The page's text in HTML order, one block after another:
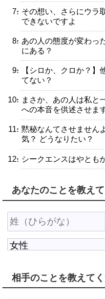
・その想い、さらにウラ
できないですよ
・あの人の態度が変わっ
にある？
・【シロか、クロか？】
てない？
・まさか、あの人は私と
への本音を供述させま
・黙秘なんてさせません
気？ どうなりたい？
・シークエンスはやとも
あなたのことを教え
相手のことを教えて